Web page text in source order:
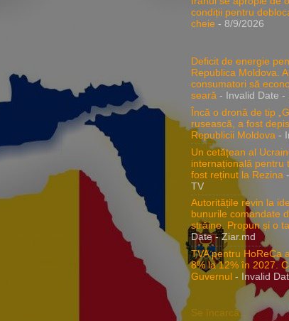
condiții pentru
cheie - 8/9/2026
Deficit de energie
Republica Moldova.
consumatori să
seară - Invalid Date -
Încă o dronă de tip
rusească, a fost
Republicii Moldova -
Un cetățean al
internațională pentru
fost reținut la Rezina
TV
Autoritățile revin la
bunurile comandate
străine. Propun și o
Date- Ziar.md
TVA pentru HoReCa
8% la 12% în 2027.
Guvernul - Invalid
Se încarcă...